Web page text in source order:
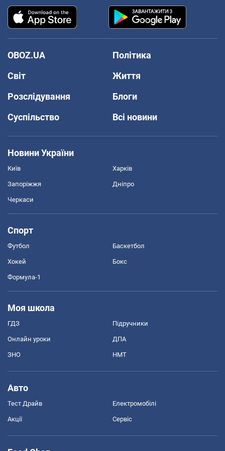
OBOZ.UA
Політика
Світ
Життя
Розслідування
Блоги
Суспільство
Всі новини
Новини України
Київ Харків
Запоріжжя Дніпро
Черкаси
Спорт
Футбол Баскетбол
Хокей Бокс
Формула-1
Моя школа
ГДЗ Підручники
Онлайн уроки ДПА
ЗНО НМТ
Авто
Тест Драйв Електромобілі
Акції Сервіс